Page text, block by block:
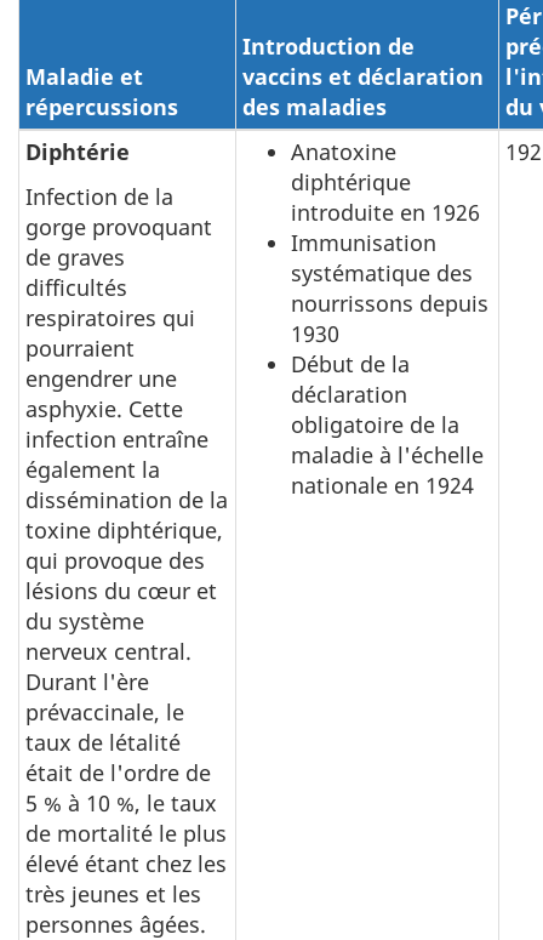
Maladie et
répercussions
Introduction de
vaccins et déclaration
des maladies
du
Diphtérie
Infection de la
gorge provoquant
de graves
difficultés
respiratoires qui
pourraient
engendrer une
asphyxie. Cette
infection entraîne
également la
dissémination de la
toxine diphtérique,
qui provoque des
lésions du cœur et
du système
nerveux central.
Durant l'ère
prévaccinale, le
taux de létalité
était de l'ordre de
5 % à 10 %, le taux
de mortalité le plus
élevé étant chez les
très jeunes et les
personnes âgées.
Anatoxine
diphtérique
introduite en 1926
Immunisation
systématique des
nourrissons depuis
1930
Début de la
déclaration
obligatoire de la
maladie à l'échelle
nationale en 1924